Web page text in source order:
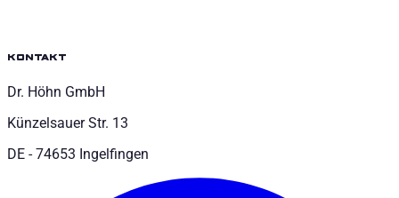
kontakt
Dr. Höhn GmbH
Künzelsauer Str. 13
DE - 74653 Ingelfingen